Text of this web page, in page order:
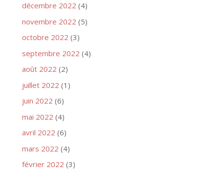
décembre 2022 (4)
novembre 2022 (5)
octobre 2022 (3)
septembre 2022 (4)
août 2022 (2)
juillet 2022 (1)
juin 2022 (6)
mai 2022 (4)
avril 2022 (6)
mars 2022 (4)
février 2022 (3)